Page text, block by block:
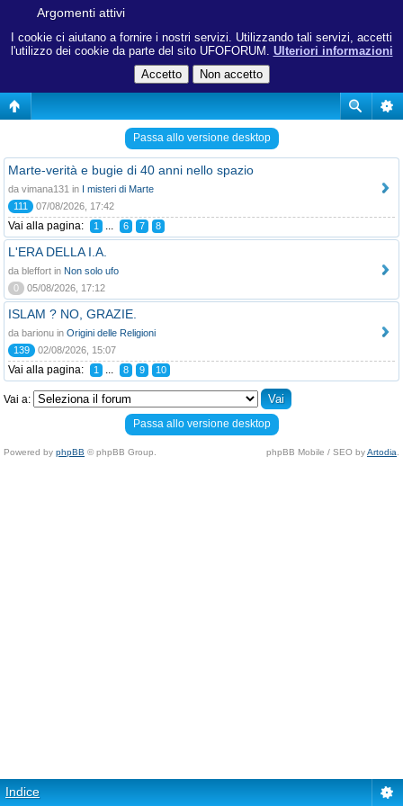
I cookie ci aiutano a fornire i nostri servizi. Utilizzando tali servizi, accetti
l'utilizzo dei cookie da parte del sito UFOFORUM. Ulteriori informazioni
Argomenti attivi
Passa allo versione desktop
Marte-verità e bugie di 40 anni nello spazio
da vimana131 in I misteri di Marte
111
07/08/2026, 17:42
Vai alla pagina: 1 ... 6 7 8
L'ERA DELLA I.A.
da bleffort in Non solo ufo
0
05/08/2026, 17:12
ISLAM ? NO, GRAZIE.
da barionu in Origini delle Religioni
139
02/08/2026, 15:07
Vai alla pagina: 1 ... 8 9 10
Vai a:
Passa allo versione desktop
Powered by phpBB © phpBB Group. phpBB Mobile / SEO byArtodia
Indice